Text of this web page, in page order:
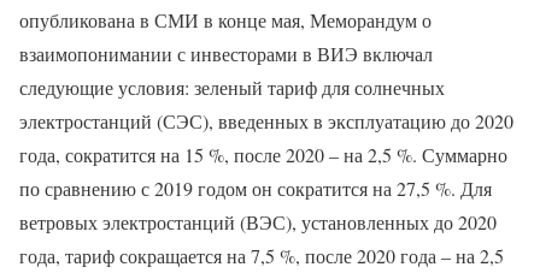
опубликована в СМИ в конце мая, Меморандум о
взаимопонимании с инвесторами в ВИЭ включал
следующие условия: зеленый тариф для солнечных
электростанций (СЭС), введенных в эксплуатацию до 2020
года, сократится на 15 %, после 2020 – на 2,5 %. Суммарно
по сравнению с 2019 годом он сократится на 27,5 %. Для
ветровых электростанций (ВЭС), установленных до 2020
года, тариф сокращается на 7,5 %, после 2020 года – на 2,5